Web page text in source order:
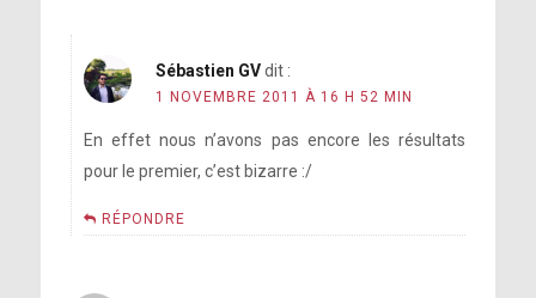
Sébastien GV dit :
1 NOVEMBRE 2011 À 16 H 52 MIN
En effet nous n’avons pas encore les résultats
pour le premier, c’est bizarre :/
RÉPONDRE